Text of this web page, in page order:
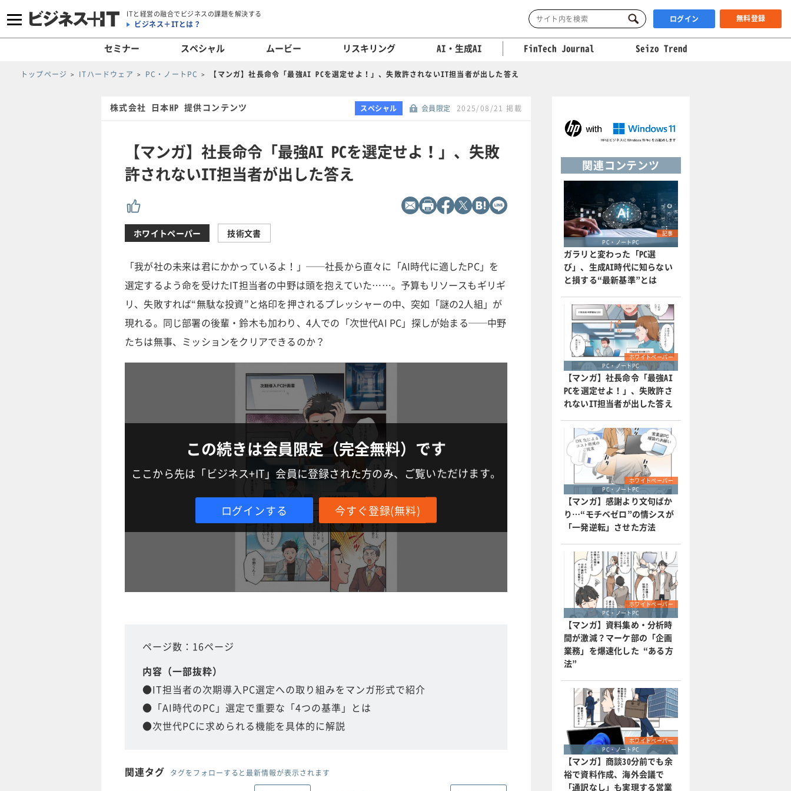
ITと経営の融合でビジネスの課題を解決する
ビジネス＋ITとは？ ログイン 無料登録
セミナー スペシャル ムービー リスキリング AI・生成AI FinTech Journal Seizo Trend
トップページ ITハードウェア PC・ノートPC 【マンガ】社長命令「最強AI PCを選定せよ！」、失敗許されないIT担当者が出した答え
株式会社 日本HP 提供コンテンツ スペシャル 会員限定 2025/08/21 掲載
【マンガ】社長命令「最強AI PCを選定せよ！」、失敗
許されないIT担当者が出した答え
ホワイトペーパー 技術文書
「我が社の未来は君にかかっているよ！」──社長から直々に「AI時代に適したPC」を
選定するよう命を受けたIT担当者の中野は頭を抱えていた……。予算もリソースもギリギ
リ、失敗すれば“無駄な投資”と烙印を押されるプレッシャーの中、突如「謎の2人組」が
現れる。同じ部署の後輩・鈴木も加わり、4人での「次世代AI PC」探しが始まる──中野
たちは無事、ミッションをクリアできるのか？
この続きは会員限定（完全無料）です
ここから先は「ビジネス+IT」会員に登録された方のみ、ご覧いただけます。
ログインする 今すぐ登録(無料)
ページ数：16ページ
内容（一部抜粋）
●IT担当者の次期導入PC選定への取り組みをマンガ形式で紹介
●「AI時代のPC」選定で重要な「4つの基準」とは
●次世代PCに求められる機能を具体的に解説
関連タグ タグをフォローすると最新情報が表示されます
関連コンテンツ
記事
PC・ノートPC
ガラリと変わった「PC選
び」、生成AI時代に知らない
と損する“最新基準”とは
ホワイトペーパー
PC・ノートPC
【マンガ】社長命令「最強AI
PCを選定せよ！」、失敗許さ
れないIT担当者が出した答え
ホワイトペーパー
PC・ノートPC
【マンガ】感謝より文句ばか
り…“モチベゼロ”の情シスが
「一発逆転」させた方法
ホワイトペーパー
PC・ノートPC
【マンガ】資料集め・分析時
間が激減？マーケ部の「企画
業務」を爆速化した “ある方
法”
ホワイトペーパー
PC・ノートPC
【マンガ】商談30分前でも余
裕で資料作成、海外会議で
「通訳なし」も実現する営業